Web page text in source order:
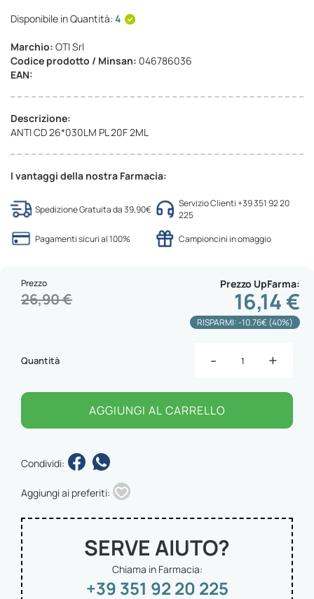
Disponibile in Quantità: 4
Marchio: OTI Srl
Codice prodotto / Minsan: 046786036
EAN:
Descrizione:
ANTI CD 26*030LM PL 20F 2ML
I vantaggi della nostra Farmacia:
Spedizione Gratuita da 39,90€
Servizio Clienti +39 351 92 20
225
Pagamenti sicuri al 100%
Campioncini in omaggio
Prezzo UpFarma
16,14 €
Prezzo
26,90 €
RISPARMI: -10.76€ (40%)
Quantità - +
AGGIUNGI AL CARRELLO
Condividi:
Aggiungi ai preferiti:
SERVE AIUTO?
Chiama in Farmacia:
+39 351 92 20 225